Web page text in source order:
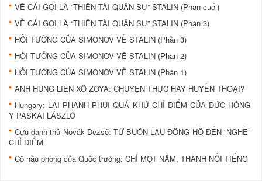
VỀ CÁI GỌI LÀ “THIÊN TÀI QUÂN SỰ” STALIN (Phần cuối)
VỀ CÁI GỌI LÀ “THIÊN TÀI QUÂN SỰ” STALIN (Phần 3)
HỒI TƯỞNG CỦA SIMONOV VỀ STALIN (Phần 3)
HỒI TƯỞNG CỦA SIMONOV VỀ STALIN (Phần 2)
HỒI TƯỞNG CỦA SIMONOV VỀ STALIN (Phần 1)
ANH HÙNG LIÊN XÔ ZOYA: CHUYỆN THỰC HAY HUYỀN THOẠI?
Hungary: LẠI PHANH PHUI QUÁ KHỨ CHỈ ĐIỂM CỦA ĐỨC HỒNG
Y PASKAI LÁSZLÓ
Cựu danh thủ Novák Dezső: TỪ BUÔN LẬU ÐỒNG HỒ ÐẾN “NGHỀ”
CHỈ ÐIỂM
Cô hầu phòng của Quốc trưởng: CHỈ MỘT NĂM, THÀNH NỔI TIẾNG